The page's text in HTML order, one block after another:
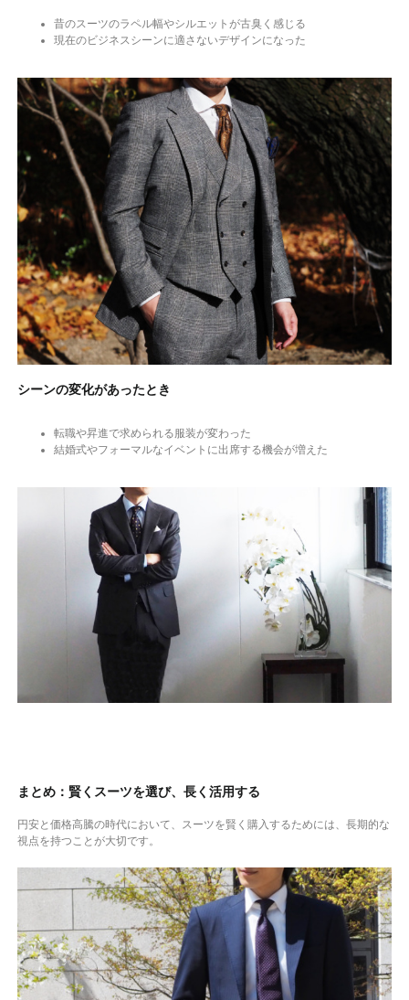
昔のスーツのラペル幅やシルエットが古臭く感じる
現在のビジネスシーンに適さないデザインになった
シーンの変化があったとき
転職や昇進で求められる服装が変わった
結婚式やフォーマルなイベントに出席する機会が増えた
まとめ：賢くスーツを選び、長く活用する
円安と価格高騰の時代において、スーツを賢く購入するためには、長期的な
視点を持つことが大切です。